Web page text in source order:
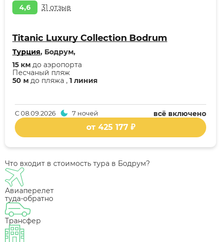
4,6 31 отзыв
Titanic Luxury Collection Bodrum
Турция, Бодрум,
50 м до пляжа , 1 линия
Песчаный пляж
15 км до аэропорта
всё включено
С08.09.2026 7 ночей
от 425 177 ₽
Что входит в стоимость тура в Бодрум?
Авиаперелет
туда-обратно
Трансфер